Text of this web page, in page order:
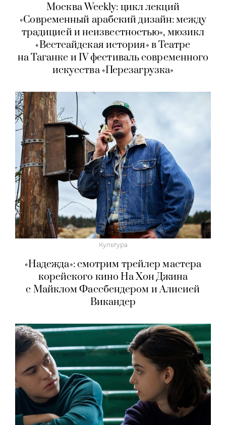
Москва Weekly: цикл лекций
«Современный арабский дизайн: между
традицией и неизвестностью», мюзикл
«Вестсайдская история» в Театре
на Таганке и IV фестиваль современного
искусства «Перезагрузка»
Культура
«Надежда»: смотрим трейлер мастера
корейского кино На Хон Джина
с Майклом Фассбендером и Алисией
Викандер